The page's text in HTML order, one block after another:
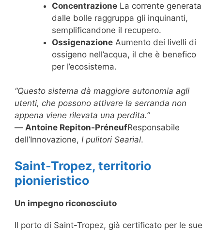
ConcentrazioneLa corrente generata
dalle bolle raggruppa gli inquinanti,
semplificandone il recupero.
OssigenazioneAumento dei livelli di
ossigeno nell’acqua, il che è benefico
per l’ecosistema.
“Questo sistema dà maggiore autonomia agli
utenti, che possono attivare la serranda non
appena viene rilevata una perdita.”
— Antoine Repiton-PréneufResponsabile
dell’Innovazione, I pulitori Searial.
Saint-Tropez, territorio
pionieristico
Un impegno riconosciuto
Il porto di Saint-Tropez, già certificato per le sue